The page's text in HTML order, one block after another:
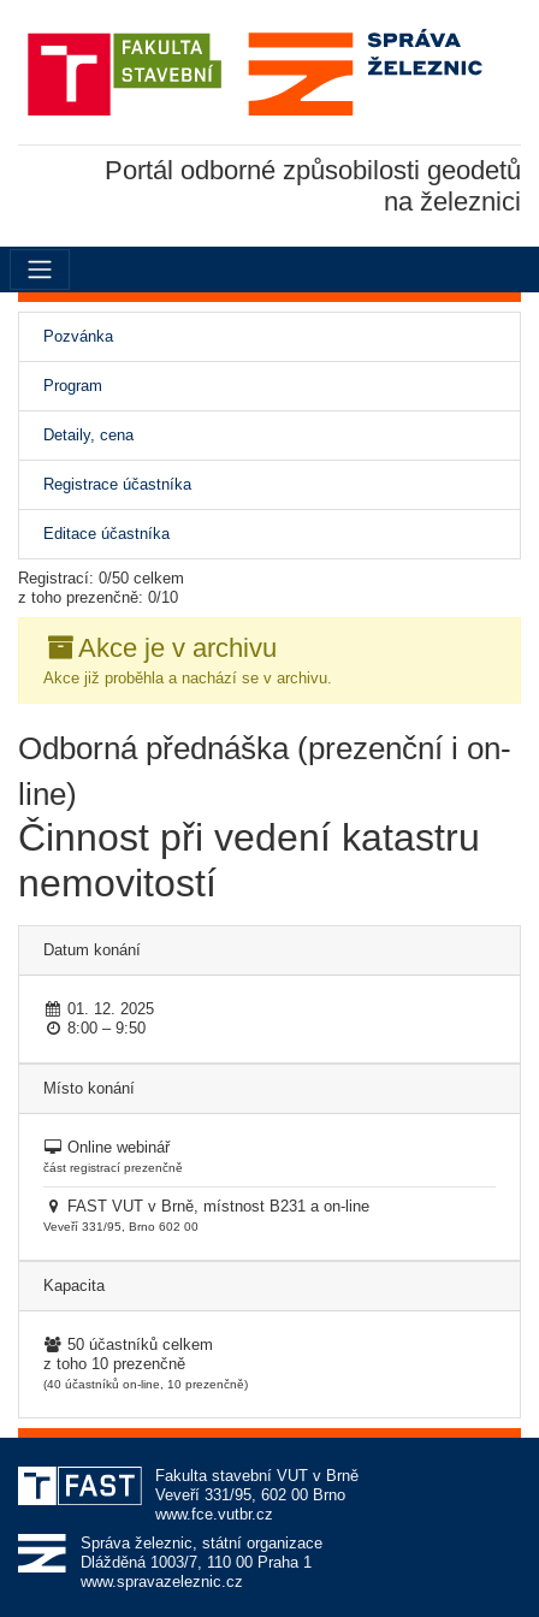
Portál odborné způsobilosti geodetů
na železnici
Pozvánka(aktivní)
Program
Detaily, cena
Registrace účastníka
Editace účastníka
Registrací: 0/50 celkem
z toho prezenčně: 0/10
Akce je v archivu
Akce již proběhla a nachází se v archivu.
Odborná přednáška (prezenční i on-
line)
Činnost při vedení katastru
nemovitostí
Datum konání
01. 12. 2025
8:00 – 9:50
Místo konání
Online webinář
část registrací prezenčně
FAST VUT v Brně, místnost B231 a on-line
Veveří 331/95, Brno 602 00
Kapacita
50 účastníků celkem
z toho 10 prezenčně
(40 účastníků on-line, 10 prezenčně)
Fakulta stavební VUT v Brně
Veveří 331/95, 602 00 Brno
www.fce.vutbr.cz
Správa železnic, státní organizace
Dlážděná 1003/7, 110 00 Praha 1
www.spravazeleznic.cz